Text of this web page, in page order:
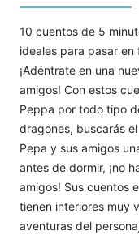
10 cuentos de 5
ideales para pasar en
¡Adéntrate en una
amigos! Con estos
Peppa por todo tipo
dragones, buscarás
Pepa y sus amigos
antes de dormir, ¡no
amigos! Sus cuentos
tienen interiores muy
aventuras del